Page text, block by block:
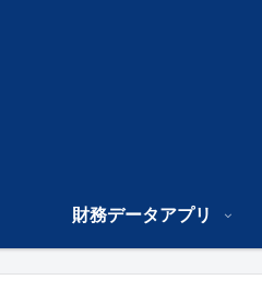
財務データアプリ